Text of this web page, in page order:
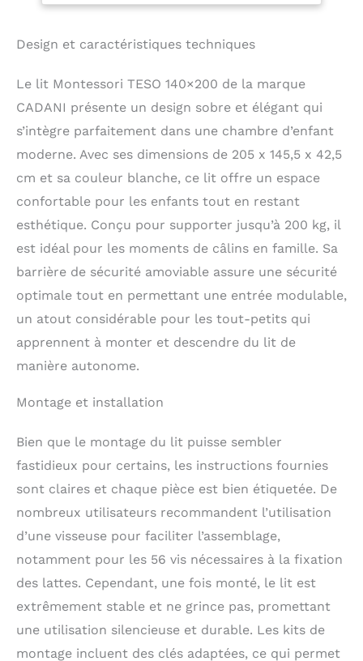
MODULABLE – trois
s’adapter aux grandes
familiales.
maximale pour dormir
avec un parent, un
enfant et même un
STYLE MONTESSORI –
encourager liberté,
mouvement naturel
dans un environnement
sûr.
SOMMIER
ventilation et soutien
optimaux pour matelas
140x200.
Design et caractéristiques techniques
Le lit Montessori TESO 140×200 de la marque
CADANI présente un design sobre et élégant qui
s’intègre parfaitement dans une chambre d’enfant
moderne. Avec ses dimensions de 205 x 145,5 x 42,5
cm et sa couleur blanche, ce lit offre un espace
confortable pour les enfants tout en restant
esthétique. Conçu pour supporter jusqu’à 200 kg, il
est idéal pour les moments de câlins en famille. Sa
barrière de sécurité amoviable assure une sécurité
optimale tout en permettant une entrée modulable,
un atout considérable pour les tout-petits qui
apprennent à monter et descendre du lit de
manière autonome.
Montage et installation
Bien que le montage du lit puisse sembler
fastidieux pour certains, les instructions fournies
sont claires et chaque pièce est bien étiquetée. De
nombreux utilisateurs recommandent l’utilisation
d’une visseuse pour faciliter l’assemblage,
notamment pour les 56 vis nécessaires à la fixation
des lattes. Cependant, une fois monté, le lit est
extrêmement stable et ne grince pas, promettant
une utilisation silencieuse et durable. Les kits de
montage incluent des clés adaptées, ce qui permet